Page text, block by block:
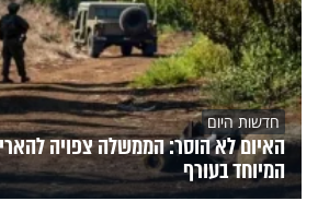
חדשות היום
האיום לא הוסר: הממשלה צפויה
המיוחד בעורף